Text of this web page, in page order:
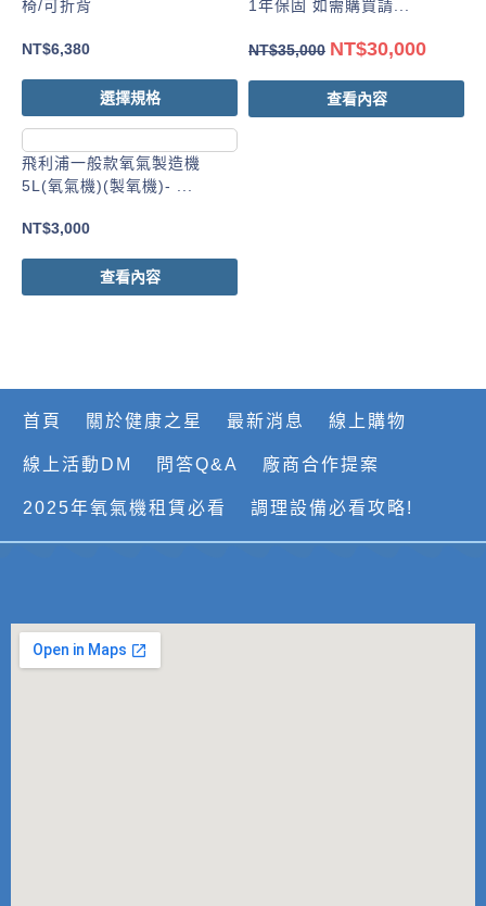
椅/可折背
NT$6,380
選擇規格
1年保固 如需購買請...
NT$35,000 NT$30,000
查看內容
飛利浦一般款氧氣製造機
5L(氧氣機)(製氧機)- ...
NT$3,000
查看內容
首頁 關於健康之星 最新消息 線上購物
線上活動DM 問答Q&A 廠商合作提案
2025年氧氣機租賃必看 調理設備必看攻略!